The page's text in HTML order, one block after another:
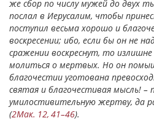
же сбор по числу мужей до двух
послал в Иерусалим, чтобы
поступил весьма хорошо и
воскресении; ибо, если бы он не
сражении воскреснут, то
молиться о мертвых. Но он
благочестии уготована
святая и благочестивая мысль! –
умилостивительную жертву, да
(2Мак. 12, 41–46).